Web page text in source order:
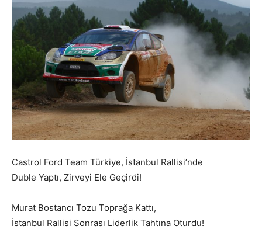
Castrol Ford Team Türkiye, İstanbul Rallisi’nde
Duble Yaptı, Zirveyi Ele Geçirdi!
Murat Bostancı Tozu Toprağa Kattı,
İstanbul Rallisi Sonrası Liderlik Tahtına Oturdu!